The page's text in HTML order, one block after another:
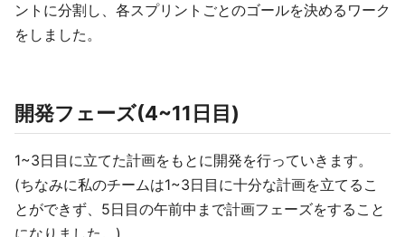
ントに分割し、各スプリントごとのゴールを決めるワーク
をしました。
開発フェーズ(4~11日目)
1~3日目に立てた計画をもとに開発を行っていきます。
(ちなみに私のチームは1~3日目に十分な計画を立てるこ
とができず、5日目の午前中まで計画フェーズをすること
になりました。)